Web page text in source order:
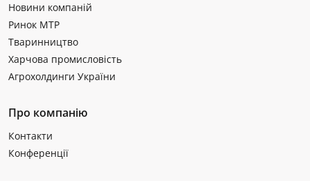
Новини компаній
Ринок МТР
Тваринництво
Харчова промисловість
Агрохолдинги України
Про компанію
Контакти
Конференції